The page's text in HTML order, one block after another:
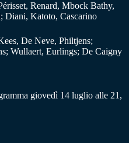
Renard, Mbock Bathy,
Diani, Katoto, Cascarino
De Neve, Philtjens;
Wullaert, Eurlings; De Caigny
giovedì 14 luglio alle 21,